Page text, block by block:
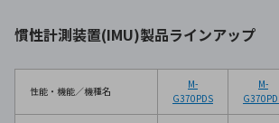
慣性計測装置(IMU)製品ラインアップ
性能・機能／機種名
M-
G370PDS
M-